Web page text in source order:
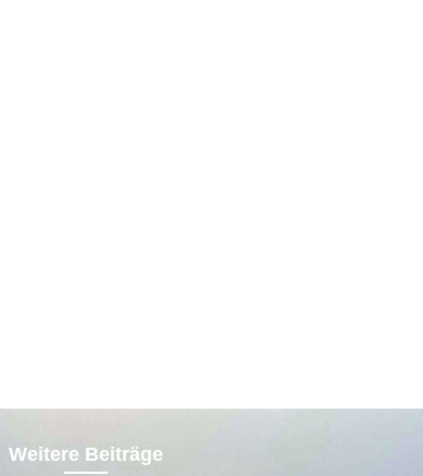
Weitere Beiträge